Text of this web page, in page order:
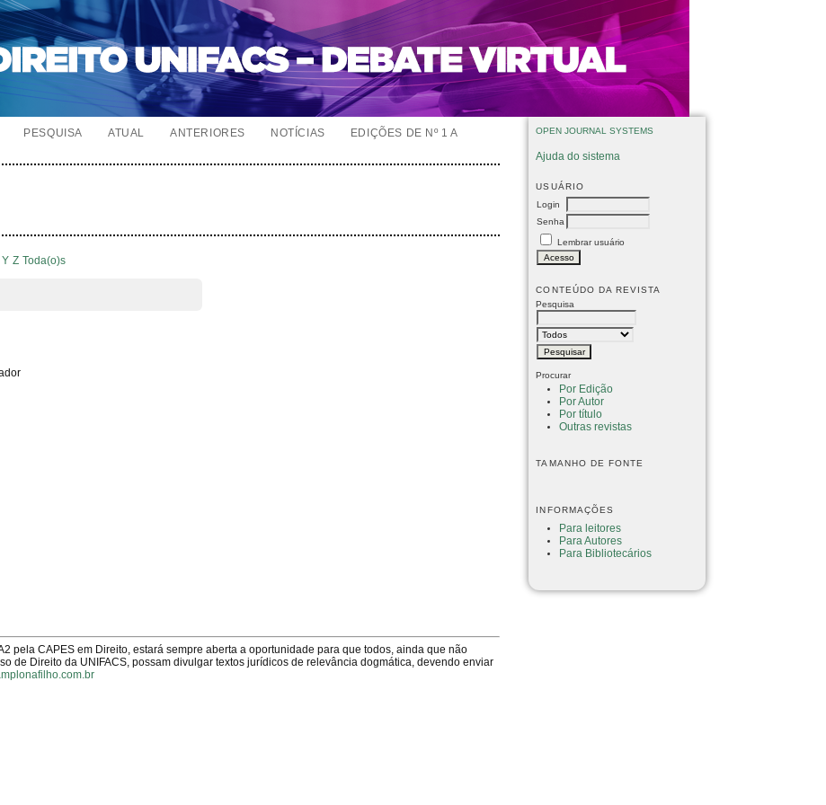
OPEN JOURNAL SYSTEMS
Ajuda do sistema
USUÁRIO
Login
Senha
Lembrar usuário
CONTEÚDO DA REVISTA
Pesquisa
Procurar
Por Edição
Por Autor
Por título
Outras revistas
TAMANHO DE FONTE
INFORMAÇÕES
Para leitores
Para Autores
Para Bibliotecários
PESQUISA ATUAL ANTERIORES NOTÍCIAS
EDIÇÕES DE Nº 1 A
Y Z Toda(o)s
pela CAPES em Direito, estará sempre aberta a oportunidade para que todos, ainda que não
de Direito da UNIFACS, possam divulgar textos jurídicos de relevância dogmática, devendo enviar